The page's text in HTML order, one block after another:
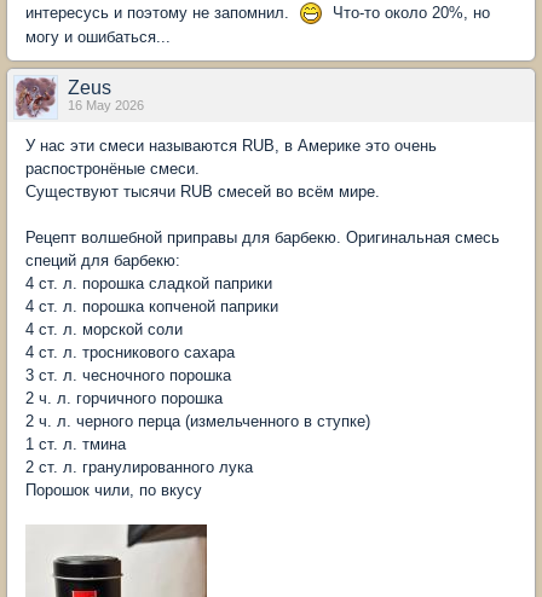
интересусь и поэтому не запомнил.
Что-то около 20%, но
могу и ошибаться...
Zeus
16 May 2026
У нас эти смеси называются RUB, в Америке это очень
распостронёные смеси.
Существуют тысячи RUB смесей во всём мире.
Рецепт волшебной приправы для барбекю. Оригинальная смесь
специй для барбекю:
4 ст. л. порошка сладкой паприки
4 ст. л. порошка копченой паприки
4 ст. л. морской соли
4 ст. л. тросникового сахара
3 ст. л. чесночного порошка
2 ч. л. горчичного порошка
2 ч. л. черного перца (измельченного в ступке)
1 ст. л. тмина
2 ст. л. гранулированного лука
Порошок чили, по вкусу